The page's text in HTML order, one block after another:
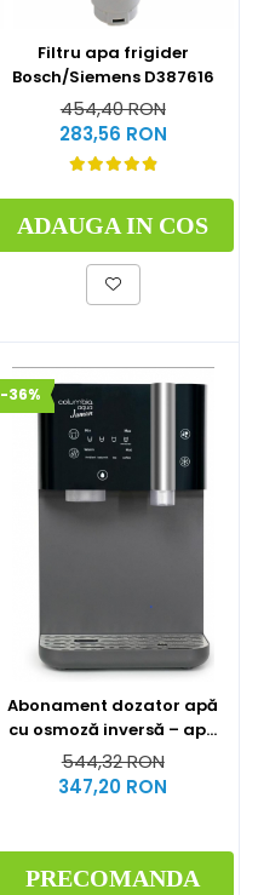
Filtru apa frigider
Bosch/Siemens D387616
454,40 RON
283,56 RON
ADAUGA IN COS
-36%
Abonament dozator apă
cu osmoză inversă – apă
caldă, rece și
carbogazoasă (CO₂).
544,32 RON
347,20 RON
PRECOMANDA